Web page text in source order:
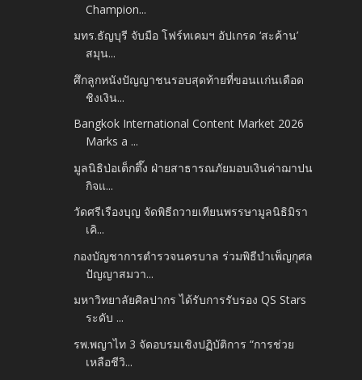
Champion...
มทร.ธัญบุรี จับมือ โฟร์ทเคมฯ อัปเกรด ‘สะค้าน’
สมุน...
ศึกลูกหนังปัญญาชนรอบสุดท้ายที่ขอนเเก่นเดือด
ชิงเงิน...
Bangkok International Content Market 2026
Marks a ...
มูลนิธิป่อเต็กตึ๊ง ฝ่ายสาธารณภัยมอบเงินค่าฌาปน
กิจแ...
วัดศรีเรืองบุญ จัดพิธีถวายเทียนพรรษามูลนิธิมิรา
เคิ...
กองบัญชาการตำรวจนครบาล ร่วมพิธีบำเพ็ญกุศล
ปัญญาสมวา...
มหาวิทยาลัยศิลปากร ได้รับการรับรอง QS Stars
ระดับ ...
รพ.พญาไท 3 จัดอบรมเชิงปฏิบัติการ “การช่วย
เหลือชีวิ...